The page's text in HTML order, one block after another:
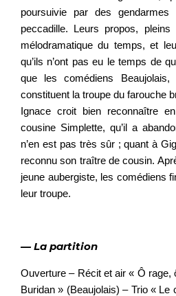
poursuivie par des
peccadille. Leurs propos, pleins
mélodramatique du temps, et
qu’ils n’ont pas eu le temps de
que les comédiens Beaujolais,
constituent la troupe du farouche
Ignace croit bien reconnaître
cousine Simplette, qu’il a
n’en est pas très sûr ; quant à
reconnu son traître de cousin.
jeune aubergiste, les comédiens
leur troupe.
— La partition
Ouverture – Récit et air « Ô
Buridan » (Beaujolais) – Trio « Le